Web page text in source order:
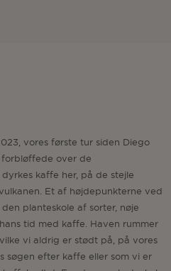
vores første tur siden Diego
over de
kaffe her, på de stejle
Et af højdepunkterne ved
planteskole af sorter, nøje
tid med kaffe. Haven rummer
vi aldrig er stødt på, på vores
søgen efter kaffe eller som vi er